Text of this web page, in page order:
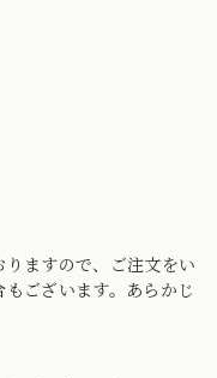
ますので、ご注文をい
ございます。あらかじ